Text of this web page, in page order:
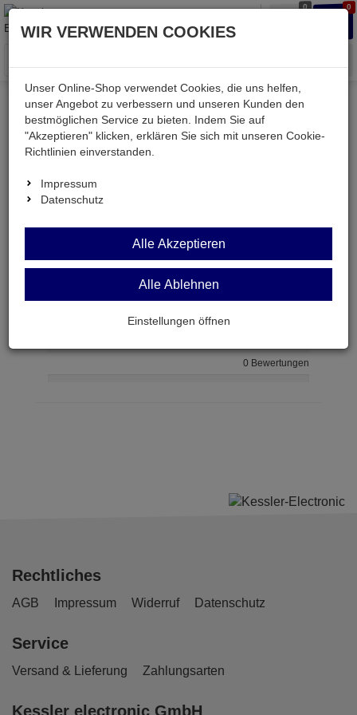
0 0
Menü
EchteBewertungen
Einloggen und Bewertung schreiben
0 Bewertungen
0 Bewertungen
Rechtliches
AGB Impressum Widerruf Datenschutz
Service
Versand & Lieferung Zahlungsarten
Kessler electronic GmbH
WIR VERWENDEN COOKIES
Unser Online-Shop verwendet Cookies, die uns helfen,
unser Angebot zu verbessern und unseren Kunden den
bestmöglichen Service zu bieten. Indem Sie auf
"Akzeptieren" klicken, erklären Sie sich mit unseren Cookie-
Richtlinien einverstanden.
Impressum
Datenschutz
Alle Akzeptieren
Alle Ablehnen
Einstellungen öffnen